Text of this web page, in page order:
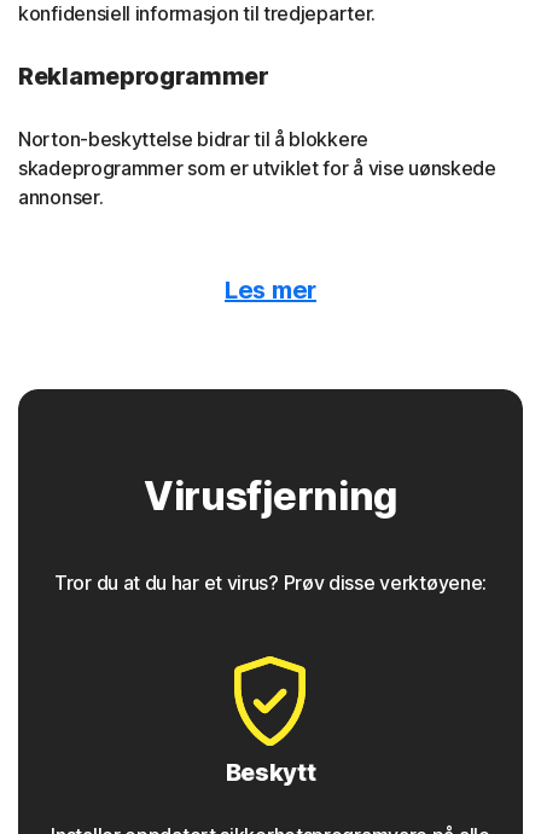
konfidensiell informasjon til tredjeparter.
Reklameprogrammer
Norton-beskyttelse bidrar til å blokkere
skadeprogrammer som er utviklet for å vise uønskede
annonser.
Norton-beskyttelse hjelper til med å blokkere trojanske
hester som ser ut til å være noe de ikke er, og ofte
Norton-beskyttelse inneholder verktøy som sporer
nettfiskingsangrep, det vil si tilsynelatende sikre
koblinger som tar brukerne til ondsinnede nettsteder
som samler inn personopplysninger og
påloggingsinformasjon. Du finner disse koblingene på
Les mer
Virusfjerning
Tror du at du har et virus? Prøv disse verktøyene:
Beskytt